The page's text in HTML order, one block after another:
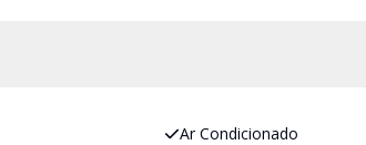
Ar Condicionado